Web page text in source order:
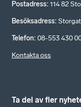
Postadress: 114 82
Besöksadress:
Telefon: 08-553 430
Kontakta oss
Ta del av fler